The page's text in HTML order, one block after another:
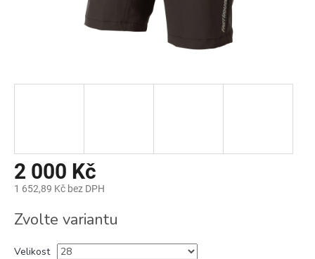
2 000 Kč
1 652,89 Kč bez DPH
cena:
Zvolte variantu
Velikost